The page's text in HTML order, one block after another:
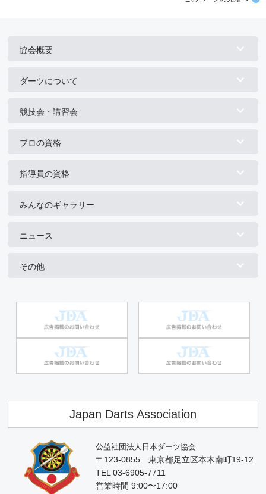
協会概要
ダーツについて
競技会・講習会
プロの資格
指導員の資格
みんなのギャラリー
ニュース
その他
Japan Darts Association
公益社団法人日本ダーツ協会
〒123-0855 東京都足立区本木南町19-12
TEL 03-6905-7711
営業時間 9:00〜17:00